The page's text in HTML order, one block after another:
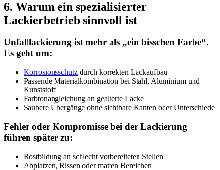
6. Warum ein spezialisierter
Lackierbetrieb sinnvoll ist
Unfalllackierung ist mehr als „ein bisschen Farbe“.
Es geht um:
Korrosionsschutz durch korrekten Lackaufbau
Passende Materialkombination bei Stahl, Aluminium und
Kunststoff
Farbtonangleichung an gealterte Lacke
Saubere Übergänge ohne sichtbare Kanten oder Unterschiede
Fehler oder Kompromisse bei der Lackierung
führen später zu:
Rostbildung an schlecht vorbereiteten Stellen
Abplatzen, Rissen oder matten Bereichen